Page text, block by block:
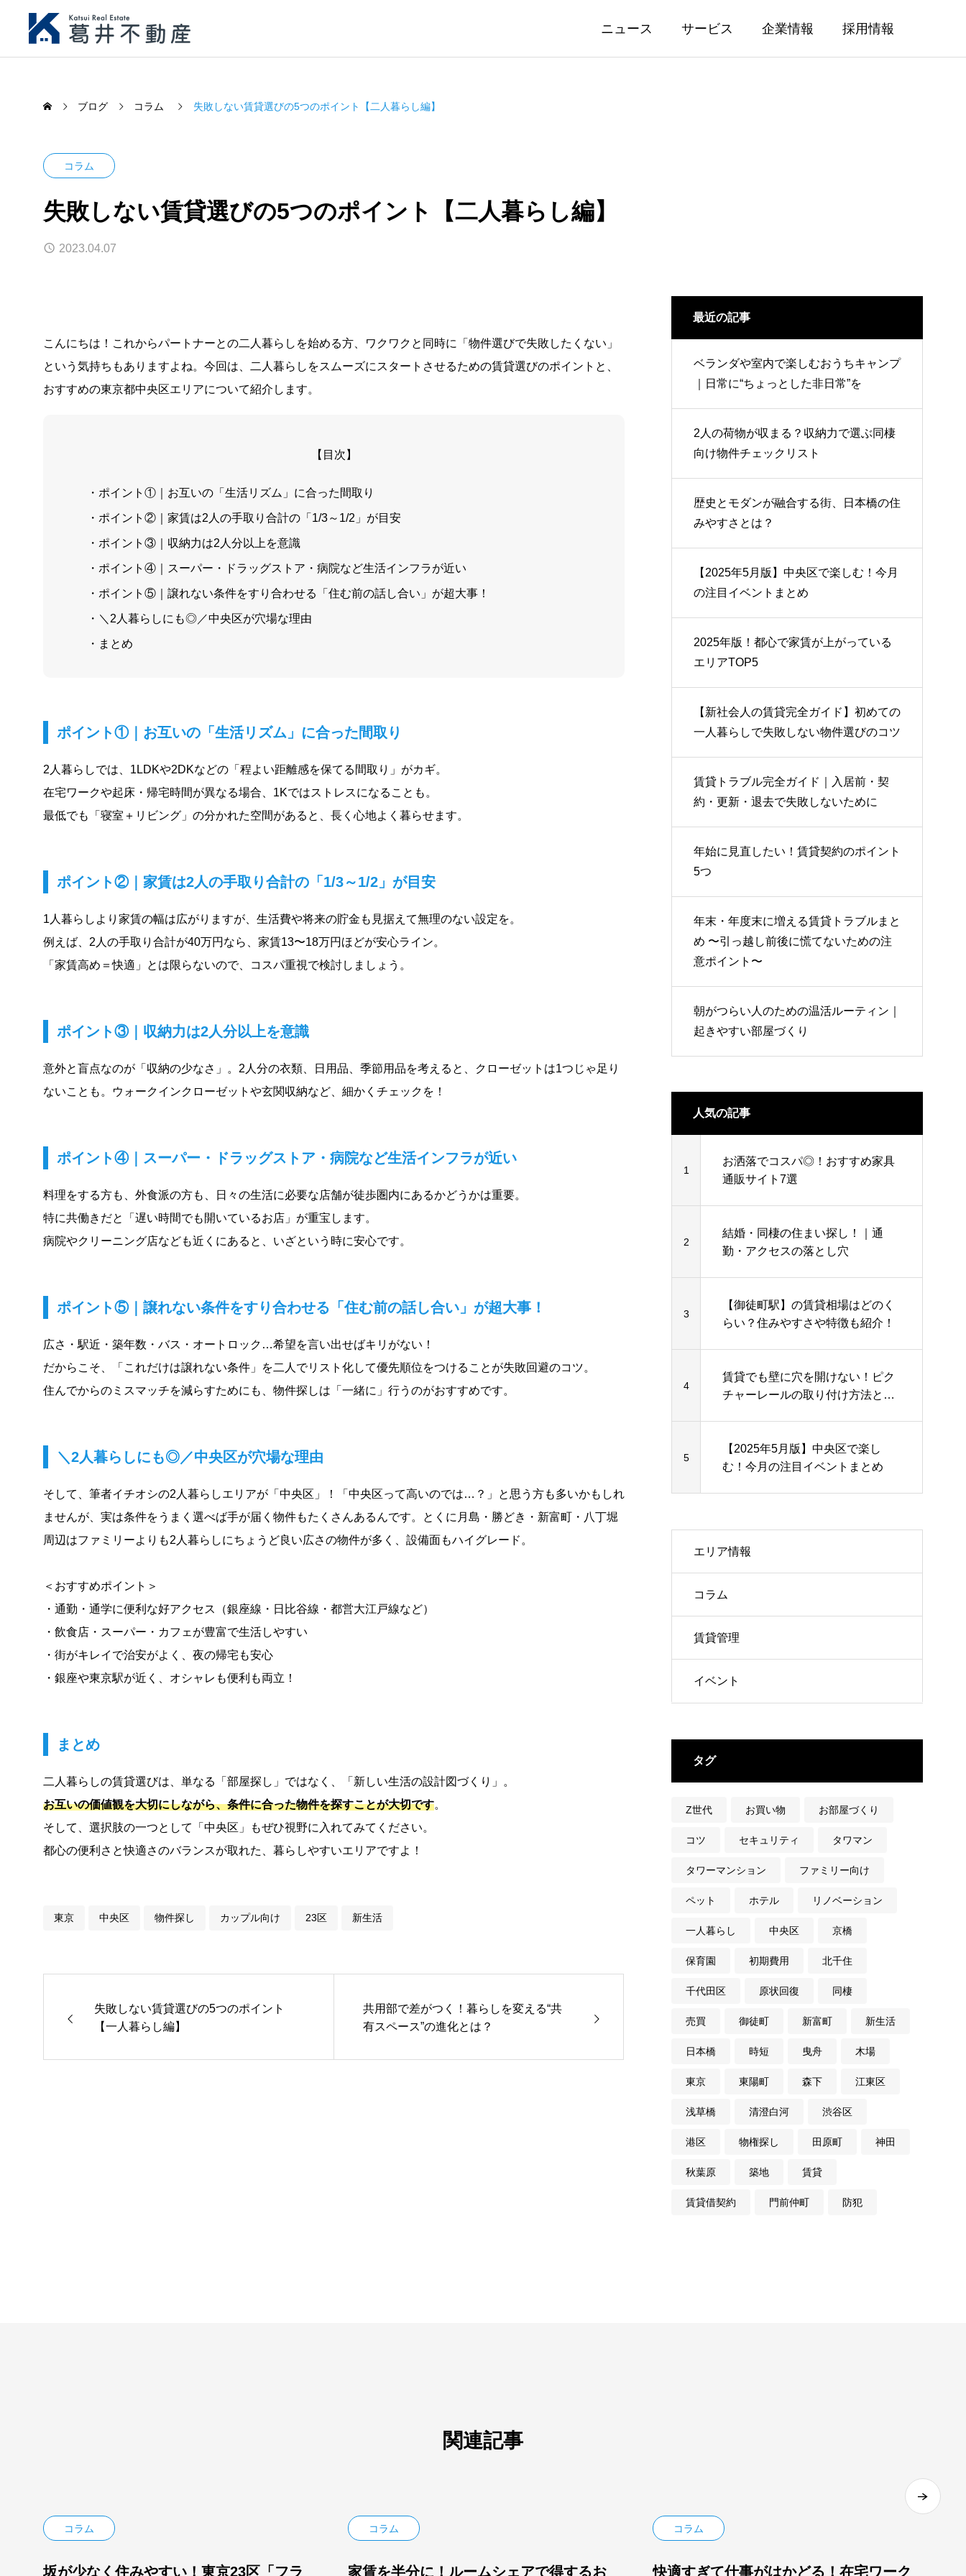
ニュース サービス 企業情報 採用情報
ブログ コラム 失敗しない賃貸選びの5つのポイント【二人暮らし編】
コラム
失敗しない賃貸選びの5つのポイント【二人暮らし編】
2023.04.07
こんにちは！これからパートナーとの二人暮らしを始める方、ワクワクと同時に「物件選びで失敗したくない」
という気持ちもありますよね。今回は、二人暮らしをスムーズにスタートさせるための賃貸選びのポイントと、
おすすめの東京都中央区エリアについて紹介します。
【目次】
・ポイント①｜お互いの「生活リズム」に合った間取り
・ポイント②｜家賃は2人の手取り合計の「1/3～1/2」が目安
・ポイント③｜収納力は2人分以上を意識
・ポイント④｜スーパー・ドラッグストア・病院など生活インフラが近い
・ポイント⑤｜譲れない条件をすり合わせる「住む前の話し合い」が超大事！
・＼2人暮らしにも◎／中央区が穴場な理由
・まとめ
ポイント①｜お互いの「生活リズム」に合った間取り
2人暮らしでは、1LDKや2DKなどの「程よい距離感を保てる間取り」がカギ。
在宅ワークや起床・帰宅時間が異なる場合、1Kではストレスになることも。
最低でも「寝室＋リビング」の分かれた空間があると、長く心地よく暮らせます。
ポイント②｜家賃は2人の手取り合計の「1/3～1/2」が目安
1人暮らしより家賃の幅は広がりますが、生活費や将来の貯金も見据えて無理のない設定を。
例えば、2人の手取り合計が40万円なら、家賃13〜18万円ほどが安心ライン。
「家賃高め＝快適」とは限らないので、コスパ重視で検討しましょう。
ポイント③｜収納力は2人分以上を意識
意外と盲点なのが「収納の少なさ」。2人分の衣類、日用品、季節用品を考えると、クローゼットは1つじゃ足り
ないことも。ウォークインクローゼットや玄関収納など、細かくチェックを！
ポイント④｜スーパー・ドラッグストア・病院など生活インフラが近い
料理をする方も、外食派の方も、日々の生活に必要な店舗が徒歩圏内にあるかどうかは重要。
特に共働きだと「遅い時間でも開いているお店」が重宝します。
病院やクリーニング店なども近くにあると、いざという時に安心です。
ポイント⑤｜譲れない条件をすり合わせる「住む前の話し合い」が超大事！
広さ・駅近・築年数・バス・オートロック…希望を言い出せばキリがない！
だからこそ、「これだけは譲れない条件」を二人でリスト化して優先順位をつけることが失敗回避のコツ。
住んでからのミスマッチを減らすためにも、物件探しは「一緒に」行うのがおすすめです。
＼2人暮らしにも◎／中央区が穴場な理由
そして、筆者イチオシの2人暮らしエリアが「中央区」！「中央区って高いのでは…？」と思う方も多いかもしれ
ませんが、実は条件をうまく選べば手が届く物件もたくさんあるんです。とくに月島・勝どき・新富町・八丁堀
周辺はファミリーよりも2人暮らしにちょうど良い広さの物件が多く、設備面もハイグレード。
＜おすすめポイント＞
・通勤・通学に便利な好アクセス（銀座線・日比谷線・都営大江戸線など）
・飲食店・スーパー・カフェが豊富で生活しやすい
・街がキレイで治安がよく、夜の帰宅も安心
・銀座や東京駅が近く、オシャレも便利も両立！
まとめ
二人暮らしの賃貸選びは、単なる「部屋探し」ではなく、「新しい生活の設計図づくり」。
お互いの価値観を大切にしながら、条件に合った物件を探すことが大切です。
そして、選択肢の一つとして「中央区」もぜひ視野に入れてみてください。
都心の便利さと快適さのバランスが取れた、暮らしやすいエリアですよ！
東京 中央区 物件探し カップル向け 23区 新生活
失敗しない賃貸選びの5つのポイント
【一人暮らし編】
共用部で差がつく！暮らしを変える“共
有スペース”の進化とは？
最近の記事
ベランダや室内で楽しむおうちキャンプ
｜日常に“ちょっとした非日常”を
2人の荷物が収まる？収納力で選ぶ同棲
向け物件チェックリスト
歴史とモダンが融合する街、日本橋の住
みやすさとは？
【2025年5月版】中央区で楽しむ！今月
の注目イベントまとめ
2025年版！都心で家賃が上がっている
エリアTOP5
【新社会人の賃貸完全ガイド】初めての
一人暮らしで失敗しない物件選びのコツ
賃貸トラブル完全ガイド｜入居前・契
約・更新・退去で失敗しないために
年始に見直したい！賃貸契約のポイント
5つ
年末・年度末に増える賃貸トラブルまと
め 〜引っ越し前後に慌てないための注
意ポイント〜
朝がつらい人のための温活ルーティン｜
起きやすい部屋づくり
人気の記事
1
お洒落でコスパ◎！おすすめ家具
通販サイト7選
2
結婚・同棲の住まい探し！｜通
勤・アクセスの落とし穴
3
【御徒町駅】の賃貸相場はどのく
らい？住みやすさや特徴も紹介！
4
賃貸でも壁に穴を開けない！ピク
チャーレールの取り付け方法と活
5
【2025年5月版】中央区で楽し
む！今月の注目イベントまとめ
エリア情報
コラム
賃貸管理
イベント
タグ
Z世代 お買い物 お部屋づくり
コツ セキュリティ タワマン
タワーマンション ファミリー向け
ペット ホテル リノベーション
一人暮らし 中央区 京橋
保育園 初期費用 北千住
千代田区 原状回復 同棲
売買 御徒町 新富町 新生活
日本橋 時短 曳舟 木場
東京 東陽町 森下 江東区
浅草橋 清澄白河 渋谷区
港区 物権探し 田原町 神田
秋葉原 築地 賃貸
賃貸借契約 門前仲町 防犯
関連記事
コラム
坂が少なく住みやすい！東京23区「フラ
コラム
家賃を半分に！ルームシェアで得するお
コラム
快適すぎて仕事がはかどる！在宅ワーク